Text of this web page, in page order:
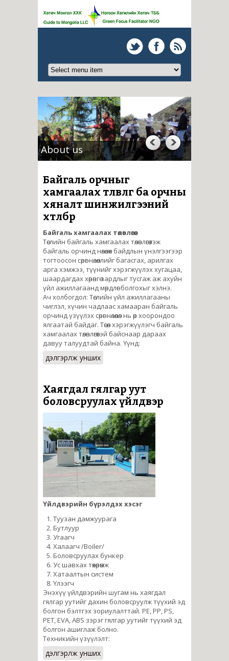
About us
Байгаль орчныг
хамгаалах төлөвлөгөө ба орчны
хяналт шинжилгээний
хөтөлбөр
Байгаль хамгаалах төлөвлөгөө
Төслийн байгаль хамгаалах төлөвлөгөө гэж
байгаль орчинд нөлөөлөх байдлын үнэлгээгээр
тогтоосон сөрөг нөлөөллийг багасгах, арилгах
арга хэмжээ, түүнийг хэрэгжүүлэх хугацаа,
шаардагдах хөрөнгө зардлыг тусгаж аж ахуйн
үйл ажиллагаанд мөрдлөг болгохыг хэлнэ.
Ач холбогдол: Төслийн үйл ажиллагааны
чиглэл, хүчин чадлаас хамааран байгаль
орчинд үзүүлэх сөрөг нөлөөлөл нь өөр хоорондоо
ялгаатай байдаг. Төсөл хэрэгжүүлэгч байгаль
хамгаалах төлөвлөгөөтэй байснаар дараах
давуу талуудтай байна. Үүнд:
дэлгэрүүлж унших
Хаягдал гялгар уут
боловсруулах үйлдвэр
Үйлдвэрийн бүрэлдэх хэсэг
Туузан дамжуурага
Бутлуур
Угаагч
Халаагч /Boiler/
Боловсруулах бункер
Ус шавхах төхөөрөмж
Хатаалтын систем
Үлээгч
Энэхүү үйлдвэрийн шугам нь хаягдал
гялгар уутийг дахин боловсруулж түүхий эд
болгон бэлтгэх зориулалттай. PE, PP, PS,
PET, EVA, ABS зэрэг гялгар уутийг түүхий эд
болгон ашиглаж болно.
Техникийн үзүүлэлт:
дэлгэрүүлж унших